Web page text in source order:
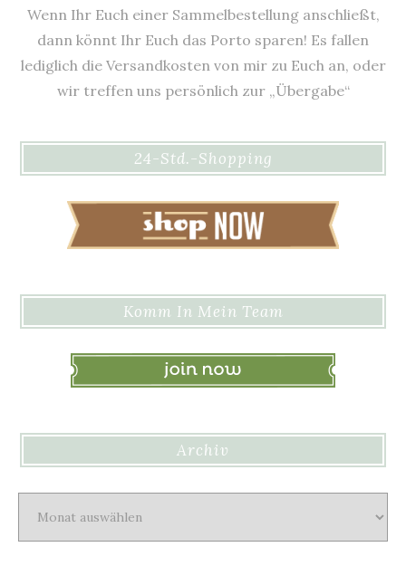
Wenn Ihr Euch einer Sammelbestellung anschließt,
dann könnt Ihr Euch das Porto sparen! Es fallen
lediglich die Versandkosten von mir zu Euch an, oder
wir treffen uns persönlich zur „Übergabe“
24-Std.-Shopping
Komm In Mein Team
Archiv